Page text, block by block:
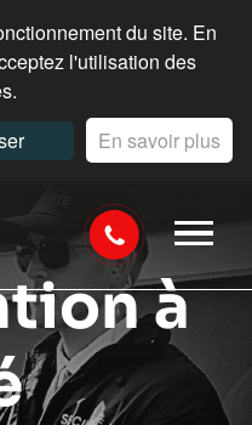
du site. En
l'utilisation des
En savoir plus
à